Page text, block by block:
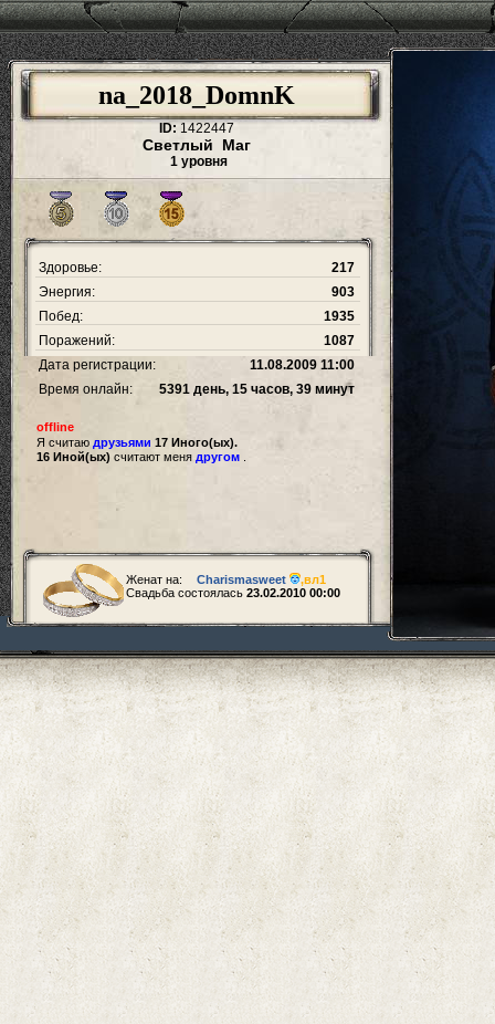
na_2018_DomnK
ID: 1422447
Светлый Маг
1 уровня
Здоровье:
217
Энергия:
903
Побед:
1935
Поражений:
1087
Дата регистрации:
11.08.2009 11:00
Время онлайн:
5391 день, 15 часов, 39 минут
offline
Я считаю друзьями 17 Иного(ых).
16 Иной(ых) считают меня другом
Женат на: Charismasweet ,вл1
Свадьба состоялась 23.02.2010 00:00